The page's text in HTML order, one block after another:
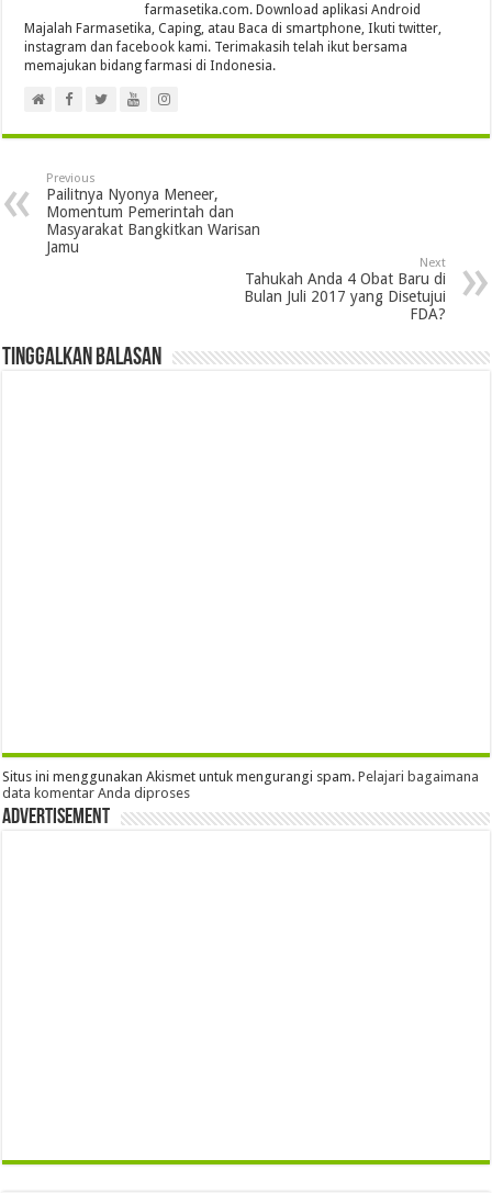
farmasetika.com. Download aplikasi Android
Majalah Farmasetika, Caping, atau Baca di smartphone, Ikuti twitter,
instagram dan facebook kami. Terimakasih telah ikut bersama
memajukan bidang farmasi di Indonesia.
Previous
Pailitnya Nyonya Meneer,
Momentum Pemerintah dan
Masyarakat Bangkitkan Warisan
Jamu
Next
Tahukah Anda 4 Obat Baru di
Bulan Juli 2017 yang Disetujui
FDA?
Tinggalkan Balasan
Situs ini menggunakan Akismet untuk mengurangi spam.Pelajari bagaimana
data komentar Anda diproses
Advertisement